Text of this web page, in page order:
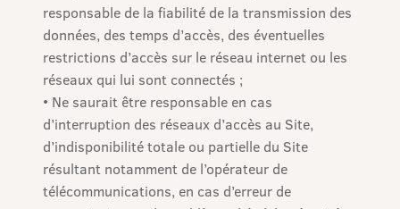
responsable de la fiabilité de la transmission des
données, des temps d’accès, des éventuelles
restrictions d’accès sur le réseau internet ou les
réseaux qui lui sont connectés ;
• Ne saurait être responsable en cas
d’interruption des réseaux d’accès au Site,
d’indisponibilité totale ou partielle du Site
résultant notamment de l’opérateur de
télécommunications, en cas d’erreur de